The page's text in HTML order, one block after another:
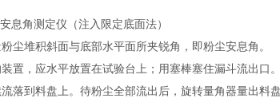
息角测定仪（注入限定底面法）
尘堆积斜面与底部水平面所夹锐角，即粉尘安息角。
置，应水平放置在试验台上；用塞棒塞住漏斗流出
落到料盘上。待粉尘全部流出后，旋转量角器量出